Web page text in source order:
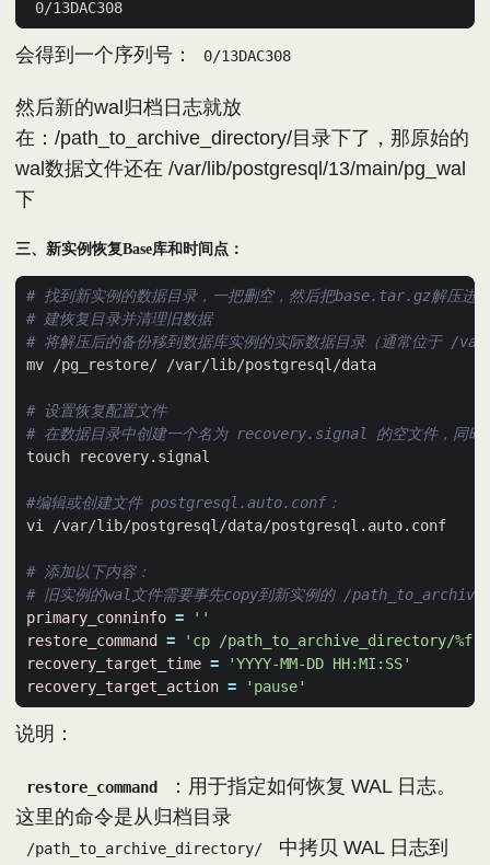
会得到一个序列号： 0/13DAC308
然后新的wal归档日志就放
在：/path_to_archive_directory/目录下了，那原始的
wal数据文件还在 /var/lib/postgresql/13/main/pg_wal
下
三、新实例恢复Base库和时间点：
# 找到新实例的数据目录，一把删空，然后把base.tar.gz解压进
# 建恢复目录并清理旧数据
# 将解压后的备份移到数据库实例的实际数据目录（通常位于
# 设置恢复配置文件
# 在数据目录中创建一个名为 recovery.signal 的空文件，同
#编辑或创建文件 postgresql.auto.conf：
# 添加以下内容：
# 旧实例的wal文件需要事先copy到新实例的 /
primary_conninfo =
''
restore_command
=
'cp /path_to_archive_directory/%f
recovery_target_time =
'YYYY-MM-DD HH:MI:SS'
recovery_target_action = 'pause'
说明：
restore_command
：用于指定如何恢复 WAL 日志。
这里的命令是从归档目录
/path_to_archive_directory/
中拷贝 WAL 日志到